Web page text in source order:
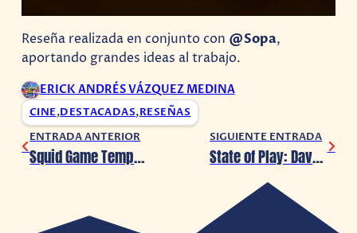
Reseña realizada en conjunto con @Sopa,
aportando grandes ideas al trabajo.
ERICK ANDRÉS VÁZQUEZ MEDINA
CINE,DESTACADAS,RESEÑAS
ENTRADA ANTERIOR
Squid Game Temporada 2, presenta su primer avance
SIGUIENTE ENTRADA
State of Play: Dave the Diver llegará a PlayStation.